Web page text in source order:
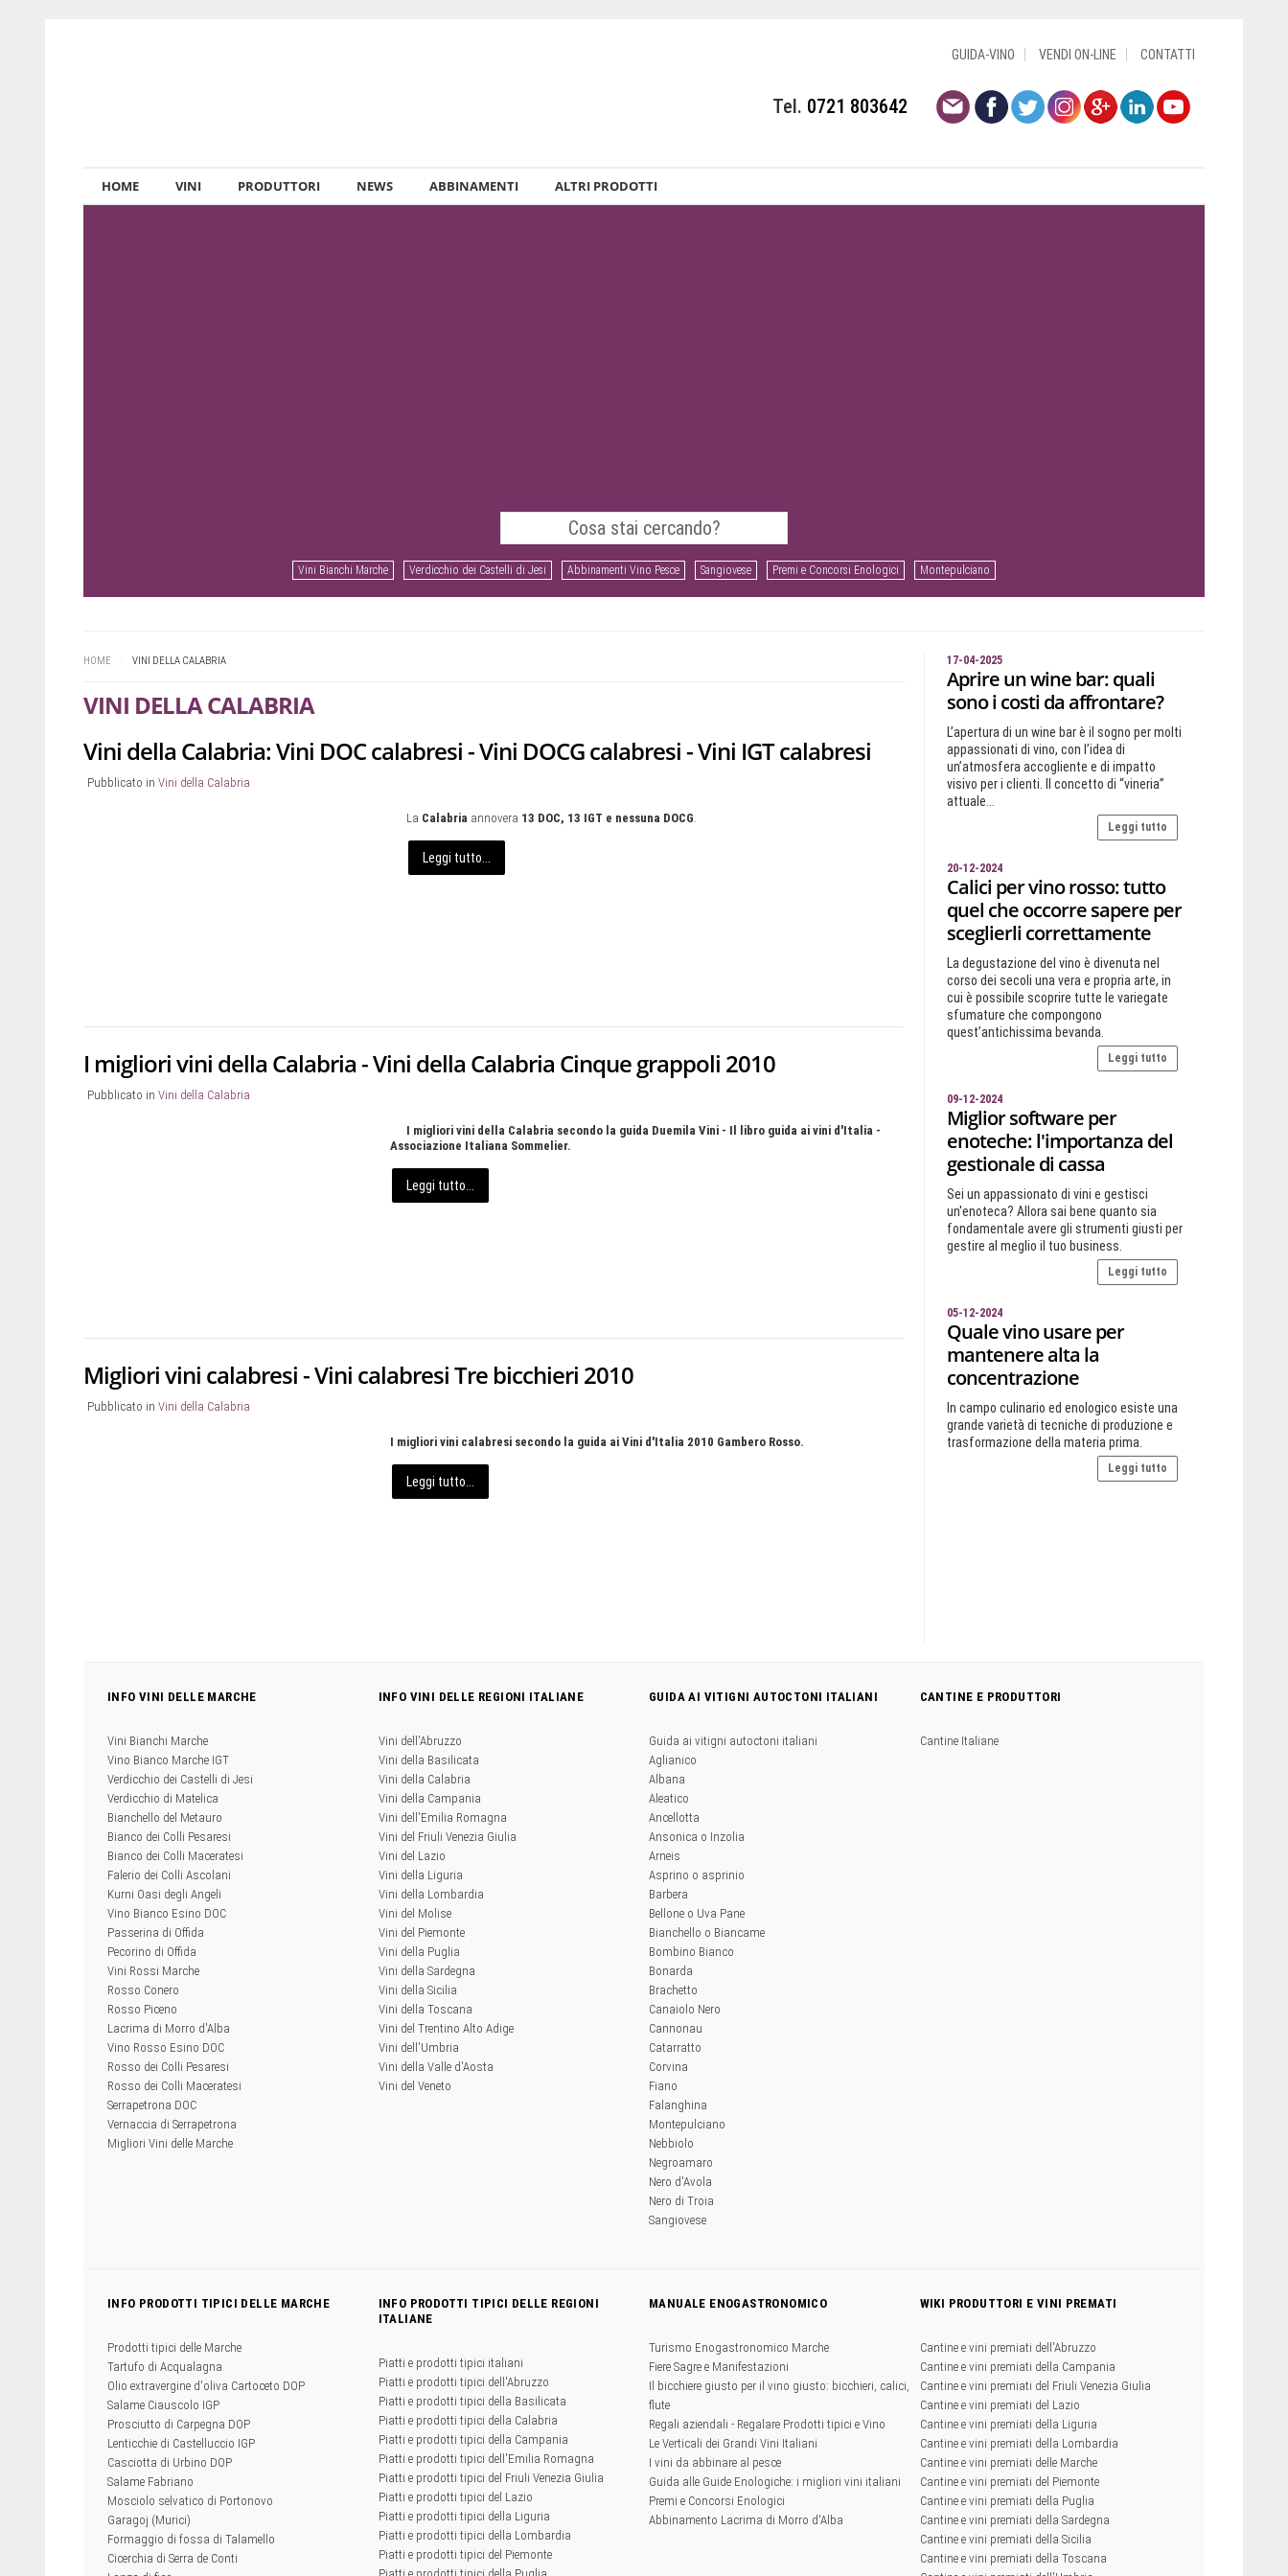
GUIDA-VINO VENDI ON-LINE CONTATTI
Tel. 0721 803642
HOME VINI PRODUTTORI NEWS ABBINAMENTI ALTRI PRODOTTI
Vini Bianchi Marche Verdicchio dei Castelli di Jesi Abbinamenti Vino Pesce Sangiovese Premi e Concorsi Enologici Montepulciano
HOME VINI DELLA CALABRIA
VINI DELLA CALABRIA
Vini della Calabria: Vini DOC calabresi - Vini DOCG calabresi - Vini IGT calabresi
Pubblicato in Vini della Calabria
La Calabria annovera 13 DOC, 13 IGT e nessuna DOCG.
Leggi tutto...
I migliori vini della Calabria - Vini della Calabria Cinque grappoli 2010
Pubblicato in Vini della Calabria
I migliori vini della Calabria secondo la guida Duemila Vini - Il libro guida ai vini d'Italia -
Associazione Italiana Sommelier.
Leggi tutto...
Migliori vini calabresi - Vini calabresi Tre bicchieri 2010
Pubblicato in Vini della Calabria
I migliori vini calabresi secondo la guida ai Vini d'Italia 2010 Gambero Rosso.
Leggi tutto...
17-04-2025
Aprire un wine bar: quali
sono i costi da affrontare?
L’apertura di un wine bar è il sogno per molti
appassionati di vino, con l’idea di
un’atmosfera accogliente e di impatto
visivo per i clienti. Il concetto di “vineria”
attuale...
Leggi tutto
20-12-2024
Calici per vino rosso: tutto
quel che occorre sapere per
sceglierli correttamente
La degustazione del vino è divenuta nel
corso dei secoli una vera e propria arte, in
cui è possibile scoprire tutte le variegate
sfumature che compongono
quest’antichissima bevanda.
Leggi tutto
09-12-2024
Miglior software per
enoteche: l'importanza del
gestionale di cassa
Sei un appassionato di vini e gestisci
un'enoteca? Allora sai bene quanto sia
fondamentale avere gli strumenti giusti per
gestire al meglio il tuo business.
Leggi tutto
05-12-2024
Quale vino usare per
mantenere alta la
concentrazione
In campo culinario ed enologico esiste una
grande varietà di tecniche di produzione e
trasformazione della materia prima.
Leggi tutto
INFO VINI DELLE MARCHE
Vini Bianchi Marche
Vino Bianco Marche IGT
Verdicchio dei Castelli di Jesi
Verdicchio di Matelica
Bianchello del Metauro
Bianco dei Colli Pesaresi
Bianco dei Colli Maceratesi
Falerio dei Colli Ascolani
Kurni Oasi degli Angeli
Vino Bianco Esino DOC
Passerina di Offida
Pecorino di Offida
Vini Rossi Marche
Rosso Conero
Rosso Piceno
Lacrima di Morro d'Alba
Vino Rosso Esino DOC
Rosso dei Colli Pesaresi
Rosso dei Colli Maceratesi
Serrapetrona DOC
Vernaccia di Serrapetrona
Migliori Vini delle Marche
INFO VINI DELLE REGIONI ITALIANE
Vini dell'Abruzzo
Vini della Basilicata
Vini della Calabria
Vini della Campania
Vini dell'Emilia Romagna
Vini del Friuli Venezia Giulia
Vini del Lazio
Vini della Liguria
Vini della Lombardia
Vini del Molise
Vini del Piemonte
Vini della Puglia
Vini della Sardegna
Vini della Sicilia
Vini della Toscana
Vini del Trentino Alto Adige
Vini dell'Umbria
Vini della Valle d'Aosta
Vini del Veneto
GUIDA AI VITIGNI AUTOCTONI ITALIANI
Guida ai vitigni autoctoni italiani
Aglianico
Albana
Aleatico
Ancellotta
Ansonica o Inzolia
Arneis
Asprino o asprinio
Barbera
Bellone o Uva Pane
Bianchello o Biancame
Bombino Bianco
Bonarda
Brachetto
Canaiolo Nero
Cannonau
Catarratto
Corvina
Fiano
Falanghina
Montepulciano
Nebbiolo
Negroamaro
Nero d'Avola
Nero di Troia
Sangiovese
CANTINE E PRODUTTORI
Cantine Italiane
INFO PRODOTTI TIPICI DELLE MARCHE
Prodotti tipici delle Marche
Tartufo di Acqualagna
Olio extravergine d'oliva Cartoceto DOP
Salame Ciauscolo IGP
Prosciutto di Carpegna DOP
Lenticchie di Castelluccio IGP
Casciotta di Urbino DOP
Salame Fabriano
Mosciolo selvatico di Portonovo
Garagoj (Murici)
Formaggio di fossa di Talamello
Cicerchia di Serra de Conti
INFO PRODOTTI TIPICI DELLE REGIONI
ITALIANE
Piatti e prodotti tipici italiani
Piatti e prodotti tipici dell'Abruzzo
Piatti e prodotti tipici della Basilicata
Piatti e prodotti tipici della Calabria
Piatti e prodotti tipici della Campania
Piatti e prodotti tipici dell'Emilia Romagna
Piatti e prodotti tipici del Friuli Venezia Giulia
Piatti e prodotti tipici del Lazio
Piatti e prodotti tipici della Liguria
Piatti e prodotti tipici della Lombardia
Piatti e prodotti tipici del Piemonte
Piatti e prodotti tipici della Puglia
MANUALE ENOGASTRONOMICO
Turismo Enogastronomico Marche
Fiere Sagre e Manifestazioni
Il bicchiere giusto per il vino giusto: bicchieri, calici,
flute
Regali aziendali - Regalare Prodotti tipici e Vino
Le Verticali dei Grandi Vini Italiani
I vini da abbinare al pesce
Guida alle Guide Enologiche: i migliori vini italiani
Premi e Concorsi Enologici
Abbinamento Lacrima di Morro d'Alba
WIKI PRODUTTORI E VINI PREMATI
Cantine e vini premiati dell'Abruzzo
Cantine e vini premiati della Campania
Cantine e vini premiati del Friuli Venezia Giulia
Cantine e vini premiati del Lazio
Cantine e vini premiati della Liguria
Cantine e vini premiati della Lombardia
Cantine e vini premiati delle Marche
Cantine e vini premiati del Piemonte
Cantine e vini premiati della Puglia
Cantine e vini premiati della Sardegna
Cantine e vini premiati della Sicilia
Cantine e vini premiati della Toscana